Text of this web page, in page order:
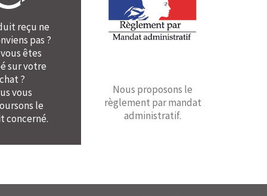
reçu ne
pas ?
êtes
sur votre
?
vous
le
concerné.
Nous proposons le
règlement par mandat
administratif.